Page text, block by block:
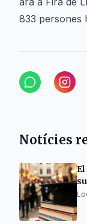
833 persones
Notícies